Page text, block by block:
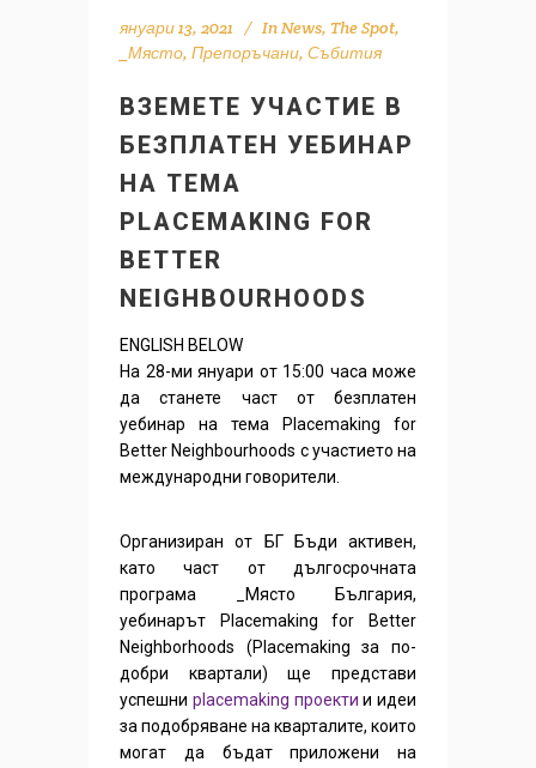
януари 13, 2021 InNews, The Spot,
_Място, Препоръчани, Събития
ВЗЕМЕТЕ УЧАСТИЕ В
БЕЗПЛАТЕН УЕБИНАР
НА ТЕМА
PLACEMAKING FOR
BETTER
NEIGHBOURHOODS
ENGLISH BELOW
На 28-ми януари от 15:00 часа може
да станете част от безплатен
уебинар на тема Placemaking for
Better Neighbourhoods с участието на
международни говорители.
Организиран от БГ Бъди активен,
като част от дългосрочната
програма _Място България,
уебинарът Placemaking for Better
Neighborhoods (Placemaking за по-
добри квартали) ще представи
успешни placemaking проекти и идеи
за подобряване на кварталите, които
могат да бъдат приложени на